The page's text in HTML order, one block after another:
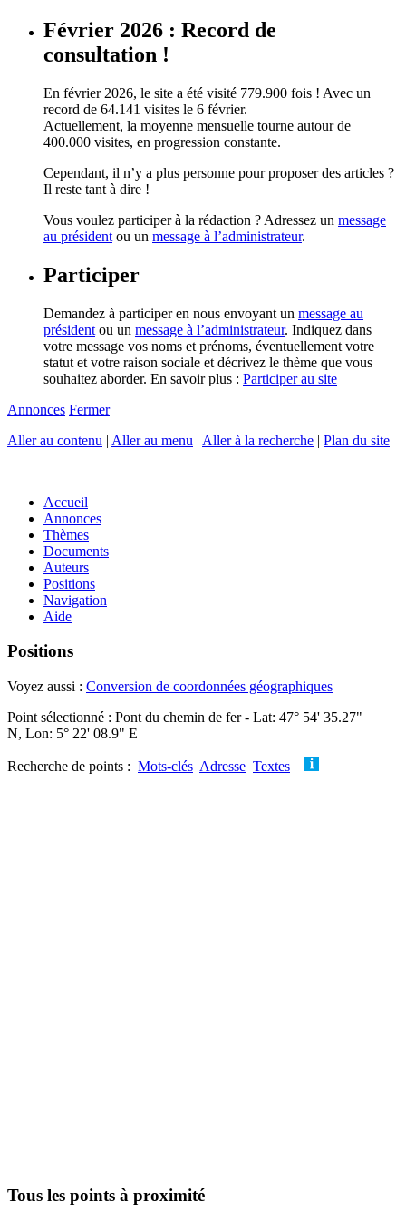
Février 2026 : Record de
consultation !
En février 2026, le site a été visité 779.900 fois ! Avec un
record de 64.141 visites le 6 février.
Actuellement, la moyenne mensuelle tourne autour de
400.000 visites, en progression constante.
Cependant, il n’y a plus personne pour proposer des articles ?
Il reste tant à dire !
Vous voulez participer à la rédaction ? Adressez un message
au président ou un message à l’administrateur.
Participer
Demandez à participer en nous envoyant un message au
président ou un message à l’administrateur. Indiquez dans
votre message vos noms et prénoms, éventuellement votre
statut et votre raison sociale et décrivez le thème que vous
souhaitez aborder. En savoir plus : Participer au site
Annonces Fermer
Aller au contenu | Aller au menu | Aller à la recherche | Plan du site
Accueil
Annonces
Thèmes
Documents
Auteurs
Positions
Navigation
Aide
Positions
Voyez aussi : Conversion de coordonnées géographiques
Point sélectionné : Pont du chemin de fer - Lat: 47° 54' 35.27"
N, Lon: 5° 22' 08.9" E
Recherche de points : Mots-clés Adresse Textes
Tous les points à proximité